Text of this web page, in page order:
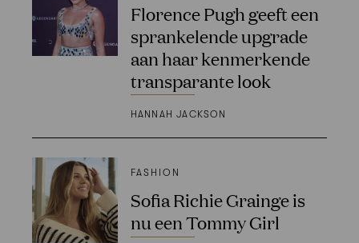
Florence Pugh geeft een
sprankelende upgrade
aan haar kenmerkende
transparante look
HANNAH JACKSON
FASHION
Sofia Richie Grainge is
nu een Tommy Girl